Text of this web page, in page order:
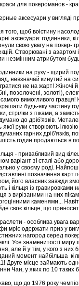
для покероманов -
аксесуари у вигляді
того, щоб воістину
аксесуари: годинники,
свою увагу на покер-
Створювані з азартом
незмінним атрибутом
на руку - щирий
невзначай кинутий на
не на жарт! Жіночі й
позолочені, золоті),
вимогливого гравця!
будь-яку частину
стрілки з піками, а
до дріб'язків.
якої руки створюють
гарних дріб'язків,
годин продаються в
- привабливий вид
варіант зі сталі або
у своєму роді.
позначення карт
його власник завжди
і кільця із гравировками
з вирізаними на них
каменями...
своє кільце, що
- особлива увага
мріє одержати приз у
нагород серед
Усе знаменитості миру
але й у тім, у кого з них
момент найбільша
Друге місце займають
Чан, у яких по 10 таких
що до 1976 року